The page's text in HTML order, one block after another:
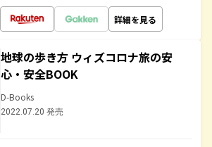
詳細を見る
地球の歩き方 ウィズコロナ旅の安
心・安全BOOK
D-Books
2022.07.20 発売